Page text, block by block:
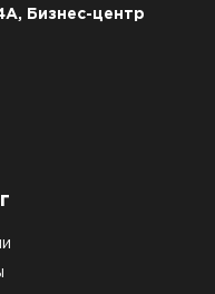
Бизнес-центр